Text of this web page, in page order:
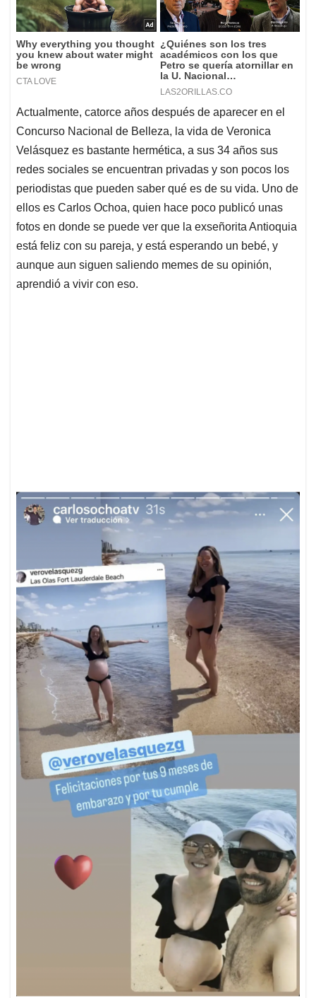
Actualmente, catorce años después de aparecer en el
Concurso Nacional de Belleza, la vida de Veronica
Velásquez es bastante hermética, a sus 34 años sus
redes sociales se encuentran privadas y son pocos los
periodistas que pueden saber qué es de su vida. Uno de
ellos es Carlos Ochoa, quien hace poco publicó unas
fotos en donde se puede ver que la exseñorita Antioquia
está feliz con su pareja, y está esperando un bebé, y
aunque aun siguen saliendo memes de su opinión,
aprendió a vivir con eso.